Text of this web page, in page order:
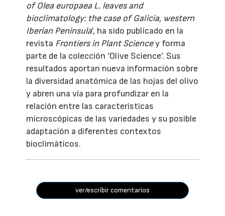
of Olea europaea L. leaves and
bioclimatology: the case of Galicia, western
Iberian Peninsula’, ha sido publicado en la
revista Frontiers in Plant Sciencey forma
parte de la colección ‘Olive Science’. Sus
resultados aportan nueva información sobre
la diversidad anatómica de las hojas del olivo
y abren una vía para profundizar en la
relación entre las características
microscópicas de las variedades y su posible
adaptación a diferentes contextos
bioclimáticos.
ver/escribir comentarios